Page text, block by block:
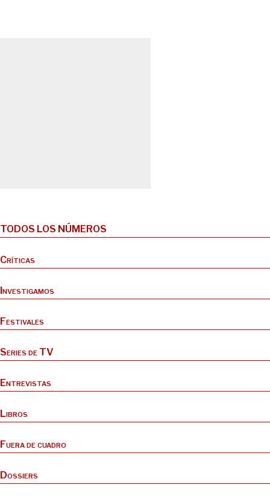
TODOS LOS NÚMEROS
Críticas
Investigamos
Festivales
Series de TV
Entrevistas
Libros
Fuera de cuadro
Dossiers